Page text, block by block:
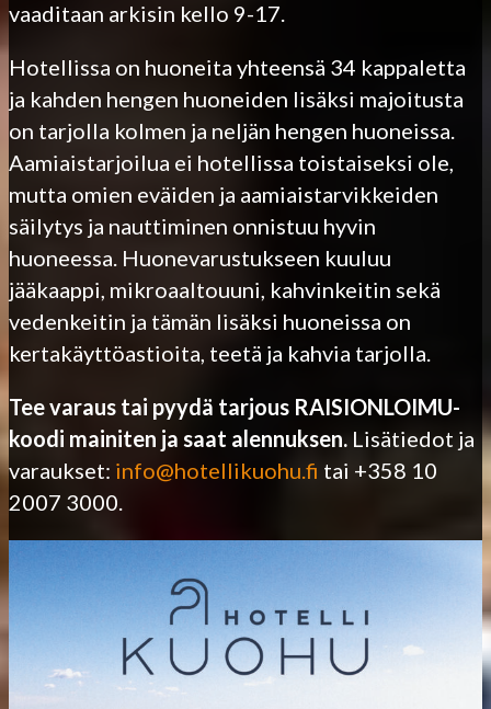
vaaditaan arkisin kello 9-17.
Hotellissa on huoneita yhteensä 34 kappaletta
ja kahden hengen huoneiden lisäksi majoitusta
on tarjolla kolmen ja neljän hengen huoneissa.
Aamiaistarjoilua ei hotellissa toistaiseksi ole,
mutta omien eväiden ja aamiaistarvikkeiden
säilytys ja nauttiminen onnistuu hyvin
huoneessa. Huonevarustukseen kuuluu
jääkaappi, mikroaaltouuni, kahvinkeitin sekä
vedenkeitin ja tämän lisäksi huoneissa on
kertakäyttöastioita, teetä ja kahvia tarjolla.
Tee varaus tai pyydä tarjous RAISIONLOIMU-
koodi mainiten ja saat alennuksen. Lisätiedot ja
varaukset: info@hotellikuohu.fi tai +358 10
2007 3000.